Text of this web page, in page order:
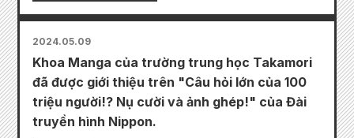
2024.05.09
Khoa Manga của trường trung học Takamori
đã được giới thiệu trên "Câu hỏi lớn của 100
triệu người!? Nụ cười và ảnh ghép!" của Đài
truyền hình Nippon.